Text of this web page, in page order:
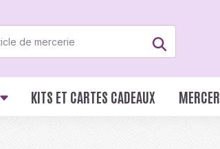
KITS ET CARTES CADEAUX